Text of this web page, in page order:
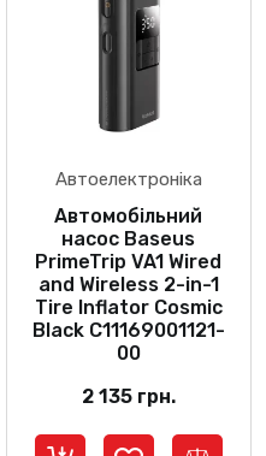
Автоелектроніка
Автомобільний
насос Baseus
PrimeTrip VA1 Wired
and Wireless 2-in-1
Tire Inflator Cosmic
Black C11169001121-
00
2 135 грн.